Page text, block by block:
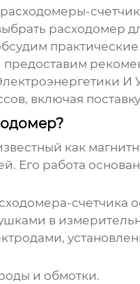
расходомеры-
расходомер
И
включая
как
Его работа
счетчика
в
и обмотки.